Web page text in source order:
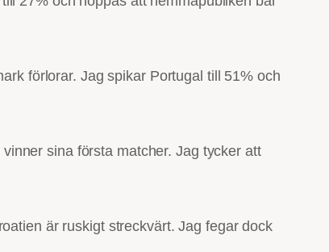
förlorar. Jag spikar Portugal till 51% och
sina första matcher. Jag tycker att
är ruskigt streckvärt. Jag fegar dock